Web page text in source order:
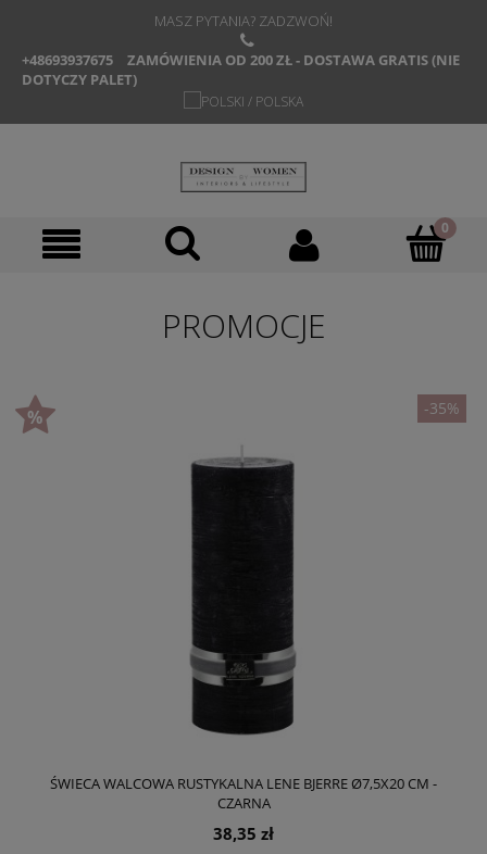
MASZ PYTANIA? ZADZWOŃ!
+48693937675
ZAMÓWIENIA OD 200 ZŁ - DOSTAWA GRATIS (NIE
DOTYCZY PALET)
PROMOCJE
ŚWIECA WALCOWA RUSTYKALNA LENE BJERRE Ø7,5X20 CM -
CZARNA
38,35 zł
-35%